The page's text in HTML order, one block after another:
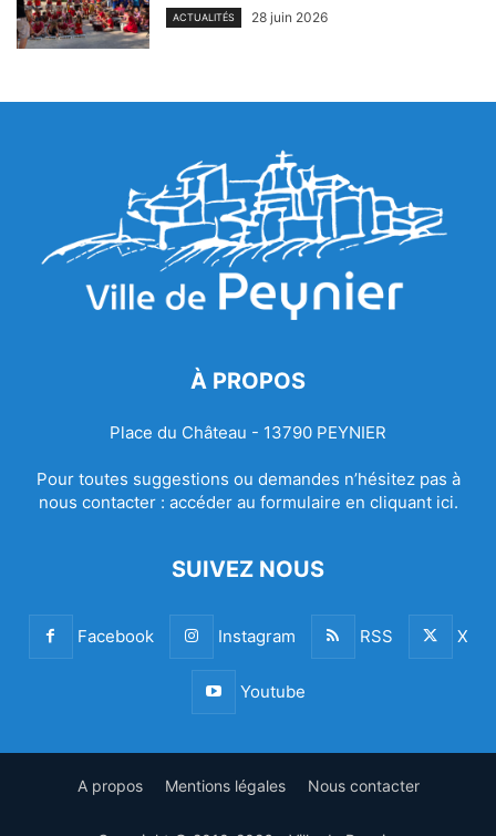
ACTUALITÉS 28 juin 2026
À PROPOS
Place du Château - 13790 PEYNIER
Pour toutes suggestions ou demandes n’hésitez pas à
nous contacter : accéder au formulaire en cliquant ici.
SUIVEZ NOUS
Facebook Instagram RSS X
Youtube
A propos Mentions légales Nous contacter